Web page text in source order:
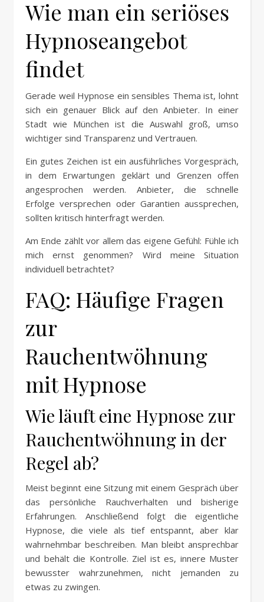
Wie man ein seriöses
Hypnoseangebot
findet
Gerade weil Hypnose ein sensibles Thema ist, lohnt
sich ein genauer Blick auf den Anbieter. In einer
Stadt wie München ist die Auswahl groß, umso
wichtiger sind Transparenz und Vertrauen.
Ein gutes Zeichen ist ein ausführliches Vorgespräch,
in dem Erwartungen geklärt und Grenzen offen
angesprochen werden. Anbieter, die schnelle
Erfolge versprechen oder Garantien aussprechen,
sollten kritisch hinterfragt werden.
Am Ende zählt vor allem das eigene Gefühl: Fühle ich
mich ernst genommen? Wird meine Situation
individuell betrachtet?
FAQ: Häufige Fragen
zur
Rauchentwöhnung
mit Hypnose
Wie läuft eine Hypnose zur
Rauchentwöhnung in der
Regel ab?
Meist beginnt eine Sitzung mit einem Gespräch über
das persönliche Rauchverhalten und bisherige
Erfahrungen. Anschließend folgt die eigentliche
Hypnose, die viele als tief entspannt, aber klar
wahrnehmbar beschreiben. Man bleibt ansprechbar
und behält die Kontrolle. Ziel ist es, innere Muster
bewusster wahrzunehmen, nicht jemanden zu
etwas zu zwingen.